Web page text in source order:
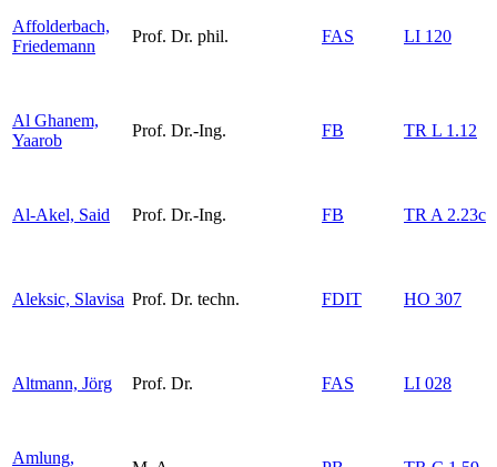
Affolderbach,
Friedemann
Prof. Dr. phil. FAS LI 120
Al Ghanem,
Yaarob
Prof. Dr.-Ing. FB TR L 1.12
Al-Akel, Said Prof. Dr.-Ing. FB TR A 2.23c
Aleksic, Slavisa Prof. Dr. techn. FDIT HO 307
Altmann, Jörg Prof. Dr. FAS LI 028
Amlung,